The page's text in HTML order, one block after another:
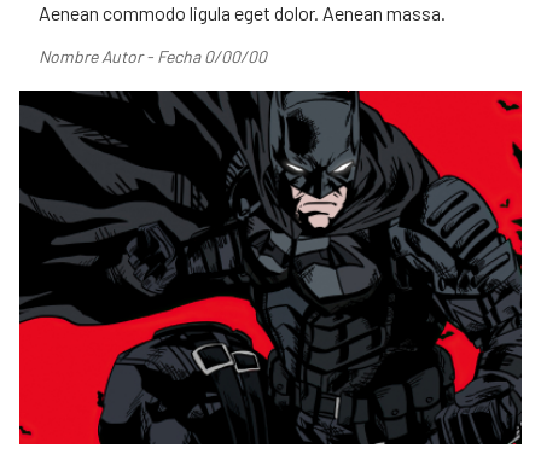
Aenean commodo ligula eget dolor. Aenean massa.
Nombre Autor - Fecha 0/00/00